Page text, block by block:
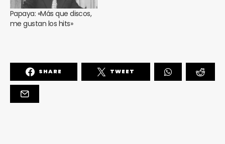
Papaya: «Más que discos,
me gustan los hits»
SHARE TWEET